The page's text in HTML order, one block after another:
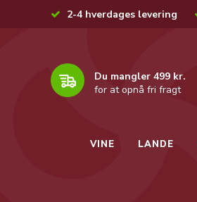
2-4 hverdages levering
Du mangler 499 kr.
for at opnå fri fragt
VINE LANDE